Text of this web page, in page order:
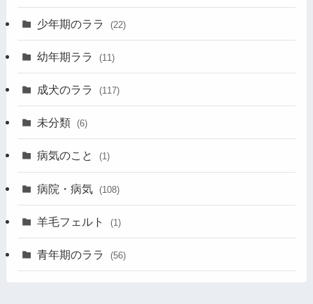
少年期のララ (22)
幼年期ララ (11)
成犬のララ (117)
未分類 (6)
病気のこと (1)
病院・病気 (108)
羊毛フェルト (1)
青年期のララ (56)